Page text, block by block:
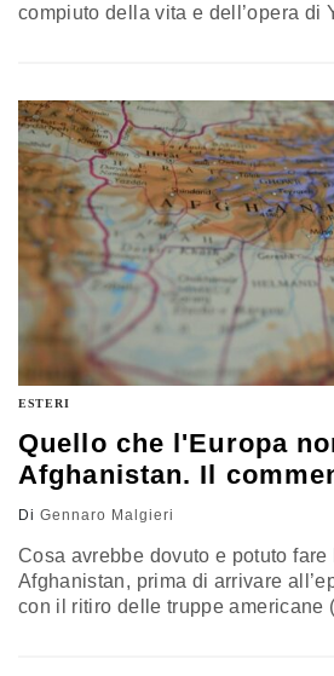
compiuto della vita e dell’opera di
ESTERI
Quello che l'Europa
Afghanistan. Il
Di Gennaro Malgieri
Cosa avrebbe dovuto e potuto fare
Afghanistan, prima di arrivare
con il ritiro delle truppe americane